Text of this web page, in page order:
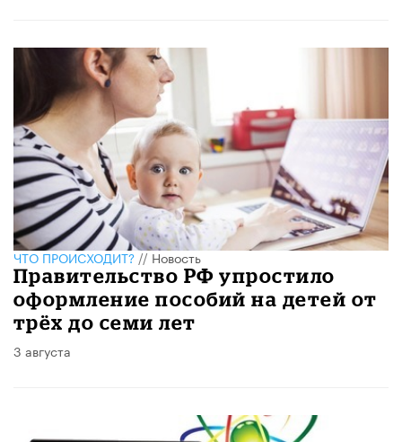
ЧТО ПРОИСХОДИТ?//Новость
Правительство РФ упростило
оформление пособий на детей от
трёх до семи лет
3 августа